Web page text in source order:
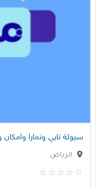
سيولة تابي وتمارا
الرياض